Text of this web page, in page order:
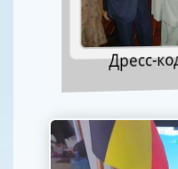
Дресс-